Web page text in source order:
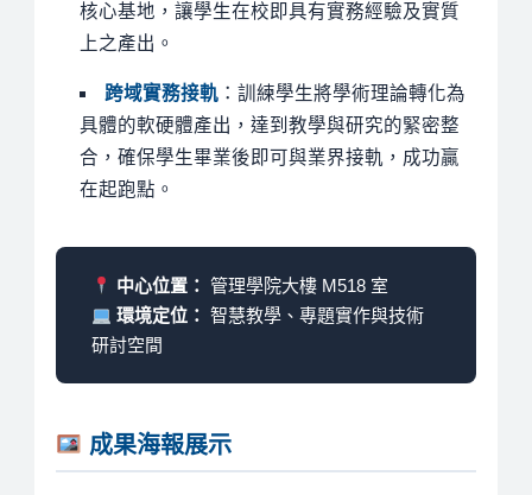
核心基地，讓學生在校即具有實務經驗及實質
上之產出。
跨域實務接軌 ：訓練學生將學術理論轉化為
具體的軟硬體產出，達到教學與研究的緊密整
合，確保學生畢業後即可與業界接軌，成功贏
在起跑點。
中心位置： 管理學院大樓 M518 室
環境定位： 智慧教學、專題實作與技術
研討空間
成果海報展示